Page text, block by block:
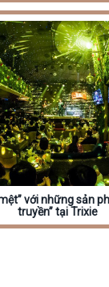
với những sản
truyền” tại Trixie